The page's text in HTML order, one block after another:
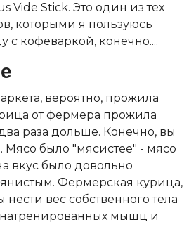
Vide Stick. Это один из тех
которыми я пользуюсь
с кофеваркой, конечно....
вероятно, прожила
от фермера прожила
раза дольше. Конечно, вы
Мясо было "мясистее" - мясо
вкус было довольно
Фермерская курица,
нести вес собственного тела
мышц и